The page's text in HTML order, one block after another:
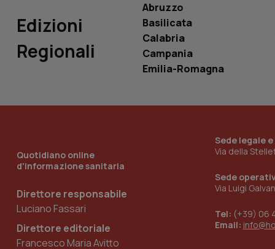
Edizioni
Regionali
Abruzzo
Basilicata
Calabria
Campania
Emilia-Romagna
Quotidiano online
d'informazione sanitaria
Direttore responsabile
Luciano Fassari
Direttore editoriale
Francesco Maria Avitto
Sede legale
Via della
Sede
Via Luigi
Tel: (+39) 06
Email: